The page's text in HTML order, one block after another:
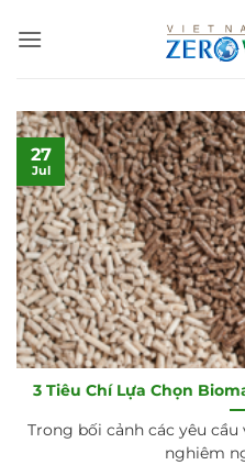
3 Tiêu Chí Lựa Chọn
Trong bối cảnh các yêu
nghiêm
27
Jul